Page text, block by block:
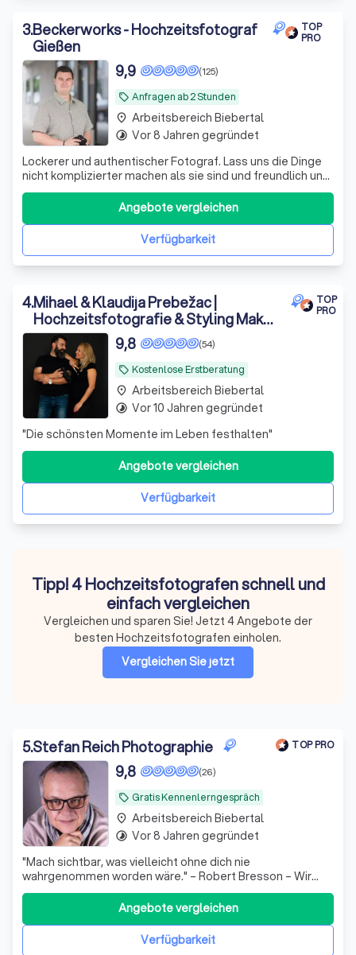
3.Beckerworks - Hochzeitsfotograf
Gießen
TOP
PRO
local_offer Anfragen ab 2 Stunden
(125)
9,9
Lockerer und authentischer Fotograf. Lass uns die Dinge
nicht komplizierter machen als sie sind und freundlich und
locker miteinander umgehen :)
Verfügbarkeit
Angebote vergleichen
place Arbeitsbereich Biebertal
timelapse Vor 8 Jahren gegründet
4.Mihael & Klaudija Prebežac |
Hochzeitsfotografie & Styling Make-
up Artist
TOP
PRO
local_offer Kostenlose Erstberatung
(54)
9,8
"Die schönsten Momente im Leben festhalten"
Verfügbarkeit
Angebote vergleichen
place Arbeitsbereich Biebertal
timelapse Vor 10 Jahren gegründet
Tipp! 4 Hochzeitsfotografen schnell und
einfach vergleichen
Vergleichen und sparen Sie! Jetzt 4 Angebote der
besten Hochzeitsfotografen einholen.
Vergleichen Sie jetzt
5.Stefan Reich Photographie TOP PRO
local_offer Gratis Kennenlerngespräch
(26)
9,8
"Mach sichtbar, was vielleicht ohne dich nie
wahrgenommen worden wäre." – Robert Bresson – Wir
sind Sonja und Stefan – ein Hochzeitsfotografenpaar von
der Hessischen Bergstraße, spezialisiert auf exklusive
Hochzeiten und zeitlose Bildwelten mit künstlerischem
Anspruch. Für uns ist eine Hochzeit ke
Verfügbarkeit
Angebote vergleichen
place Arbeitsbereich Biebertal
timelapse Vor 8 Jahren gegründet